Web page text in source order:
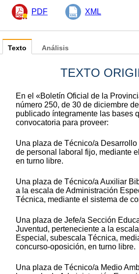
PDF XML
Texto
TEXTO
En el «Boletín Oficial de la
número 250, de 30 de diciembre
publicado íntegramente las bases
convocatoria para proveer:
Una plaza de Técnico/a
de personal laboral fijo, mediante
en turno libre.
Una plaza de Técnico/a Auxiliar
a la escala de Administración
Técnica, mediante el sistema de
Una plaza de Jefe/a Sección
Juventud, perteneciente a la
Especial, subescala Técnica,
concurso-oposición, en turno libre.
Una plaza de Técnico/a Medio
Análisis